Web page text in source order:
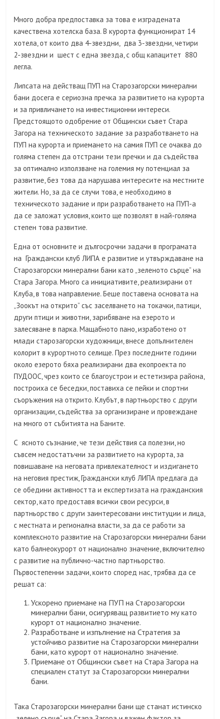
Много добра предпоставка за това е изградената
качествена хотелска база. В курорта функционират 14
хотела, от които два 4-звездни, два 3-звездни, четири
2-звездни и шест с една звезда, с общ капацитет 880
легла.
Липсата на действащ ПУП на Старозагорски минерални
бани досега е сериозна пречка за развитието на курорта
и за привличането на инвестиционни интереси.
Предстоящото одобрение от Общински съвет Стара
Загора на техническото задание за разработването на
ПУП на курорта и приемането на самия ПУП се очаква до
голяма степен да отстрани тези пречки и да съдейства
за оптимално използване на големия му потенциал за
развитие, без това да нарушава интересите на местните
жители. Но, за да се случи това, е необходимо в
техническото задание и при разработването на ПУП-а
да се заложат условия, които ще позволят в най-голяма
степен това развитие.
Една от основните и дългосрочни задачи в програмата
на Граждански клуб ЛИПА е развитие и утвърждаване на
Старозагорски минерални бани като „зеленото сърце” на
Стара Загора. Много са инициативите, реализирани от
Клуба, в това направление. Беше поставена основата на
„Зоокът на открито” със заселването на токачки, патици,
други птици и животни, зарибяване на езерото и
залесяване в парка. Мащабното пано, изработено от
млади старозагорски художници, внесе допълнителен
колорит в курортното селище. През последните години
около езерото бяха реализирани два екопроекта по
ПУДООС, чрез които се благоустрои и естетизира района,
построиха се беседки, поставиха се пейки и спортни
съоръжения на открито. Клубът, в партньорство с други
организации, съдейства за организиране и провеждане
на много от събитията на Баните.
С ясното съзнание, че тези действия са полезни, но
съвсем недостатъчни за развитието на курорта, за
повишаване на неговата привлекателност и издигането
на неговия престиж, Граждански клуб ЛИПА предлага да
се обедини активността и експертизата на гражданския
сектор, като предоставя всички свои ресурси, в
партньорство с други заинтересовани институции и лица,
с местната и регионална власти, за да се работи за
комплексното развитие на Старозагорски минерални бани
като балнеокурорт от национално значение, включително
с развитие на публично-частно партньорство.
Първостепенни задачи, които според нас, трябва да се
решат са:
Ускорено приемане на ПУП на Старозагорски
минерални бани, осигуряващ развитието му като
курорт от национално значение.
Разработване и изпълнение на Стратегия за
устойчиво развитие на Старозагорски минерални
бани, като курорт от национално значение.
Приемане от Общински съвет на Стара Загора на
специален статут за Старозагорски минерални
бани.
Така Старозагорски минерални бани ще станат истинско